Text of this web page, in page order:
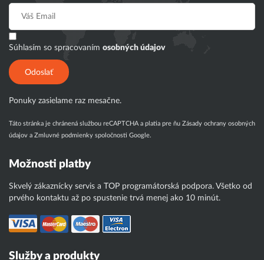
Súhlasím so spracovaním osobných údajov
Odoslať
Ponuky zasielame raz mesačne.
Táto stránka je chránená službou reCAPTCHA a platia pre ňu Zásady ochrany osobných
údajov a Zmluvné podmienky spoločnosti Google.
Možnosti platby
Skvelý zákaznícky servis a TOP programátorská podpora. Všetko od
prvého kontaktu až po spustenie trvá menej ako 10 minút.
Služby a produkty